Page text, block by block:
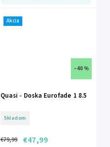
Akcia
–40 %
Quasi - Doska Eurofade 1 8.5
Skladom
€79,99 €47,99